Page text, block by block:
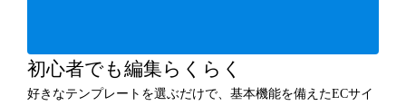
初心者でも編集らくらく
好きなテンプレートを選ぶだけで、基本機能を備えたECサイ